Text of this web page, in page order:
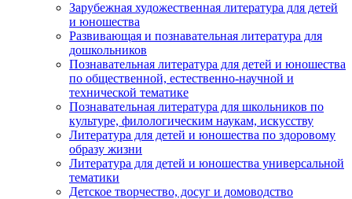
Зарубежная художественная литература для детей
и юношества
Развивающая и познавательная литература для
дошкольников
Познавательная литература для детей и юношества
по общественной, естественно-научной и
технической тематике
Познавательная литература для школьников по
культуре, филологическим наукам, искусству
Литература для детей и юношества по здоровому
образу жизни
Литература для детей и юношества универсальной
тематики
Детское творчество, досуг и домоводство